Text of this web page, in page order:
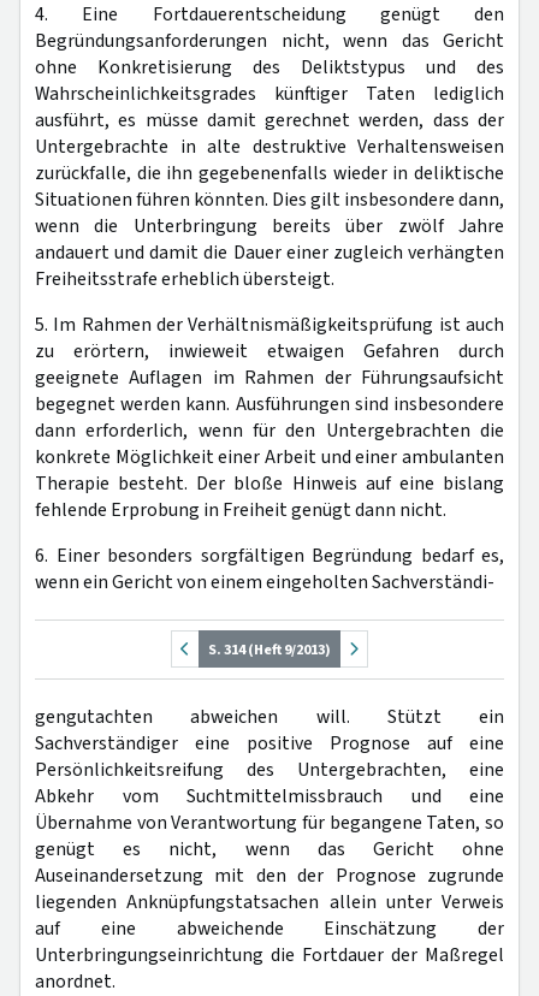
4. Eine Fortdauerentscheidung genügt den
Begründungsanforderungen nicht, wenn das Gericht
ohne Konkretisierung des Deliktstypus und des
Wahrscheinlichkeitsgrades künftiger Taten lediglich
ausführt, es müsse damit gerechnet werden, dass der
Untergebrachte in alte destruktive Verhaltensweisen
zurückfalle, die ihn gegebenenfalls wieder in deliktische
Situationen führen könnten. Dies gilt insbesondere dann,
wenn die Unterbringung bereits über zwölf Jahre
andauert und damit die Dauer einer zugleich verhängten
Freiheitsstrafe erheblich übersteigt.
5. Im Rahmen der Verhältnismäßigkeitsprüfung ist auch
zu erörtern, inwieweit etwaigen Gefahren durch
geeignete Auflagen im Rahmen der Führungsaufsicht
begegnet werden kann. Ausführungen sind insbesondere
dann erforderlich, wenn für den Untergebrachten die
konkrete Möglichkeit einer Arbeit und einer ambulanten
Therapie besteht. Der bloße Hinweis auf eine bislang
fehlende Erprobung in Freiheit genügt dann nicht.
6. Einer besonders sorgfältigen Begründung bedarf es,
wenn ein Gericht von einem eingeholten Sachverständi-
S. 314 (Heft 9/2013)
gengutachten abweichen will. Stützt ein
Sachverständiger eine positive Prognose auf eine
Persönlichkeitsreifung des Untergebrachten, eine
Abkehr vom Suchtmittelmissbrauch und eine
Übernahme von Verantwortung für begangene Taten, so
genügt es nicht, wenn das Gericht ohne
Auseinandersetzung mit den der Prognose zugrunde
liegenden Anknüpfungstatsachen allein unter Verweis
auf eine abweichende Einschätzung der
Unterbringungseinrichtung die Fortdauer der Maßregel
anordnet.